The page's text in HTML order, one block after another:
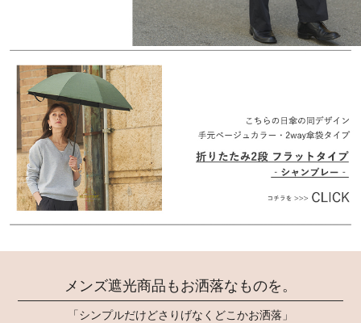
メンズ遮光商品もお洒落なものを。
「シンプルだけどさりげなくどこかお洒落」